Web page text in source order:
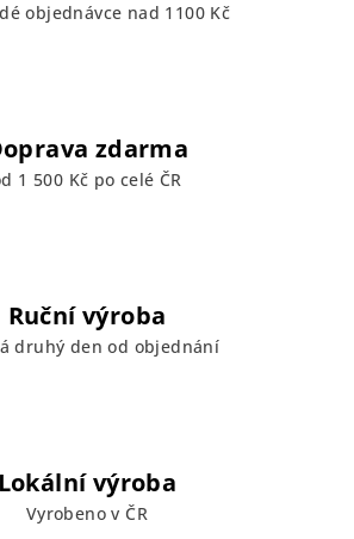
objednávce nad 1100 Kč
zdarma
1 500 Kč po celé ČR
Ruční výroba
druhý den od objednání
Lokální výroba
Vyrobeno v ČR